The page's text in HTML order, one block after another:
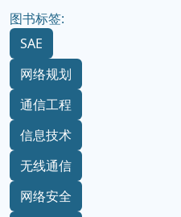
图书标签:
SAE
网络规划
通信工程
信息技术
无线通信
网络安全